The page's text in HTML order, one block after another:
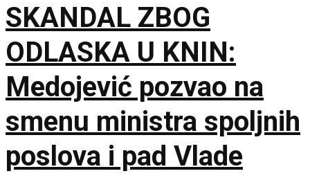
SKANDAL ZBOG
ODLASKA U KNIN:
Medojević pozvao na
smenu ministra spoljnih
poslova i pad Vlade